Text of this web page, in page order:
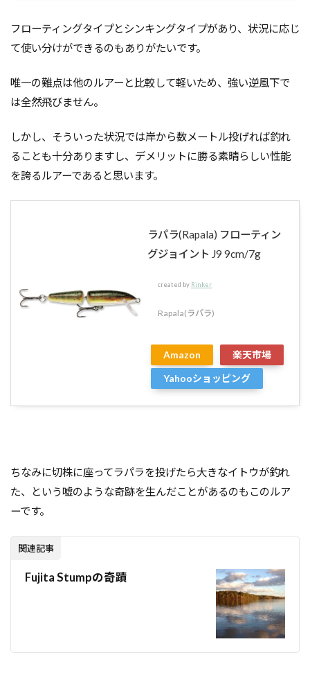
フローティングタイプとシンキングタイプがあり、状況に応じ
て使い分けができるのもありがたいです。
唯一の難点は他のルアーと比較して軽いため、強い逆風下で
は全然飛びません。
しかし、そういった状況では岸から数メートル投げれば釣れ
ることも十分ありますし、デメリットに勝る素晴らしい性能
を誇るルアーであると思います。
ラパラ(Rapala) フローティン
グジョイント J9 9cm/7g
created by Rinker
Rapala(ラパラ)
Amazon
楽天市場
Yahooショッピング
ちなみに切株に座ってラパラを投げたら大きなイトウが釣れ
た、という嘘のような奇跡を生んだことがあるのもこのルア
ーです。
関連記事
Fujita Stumpの奇蹟